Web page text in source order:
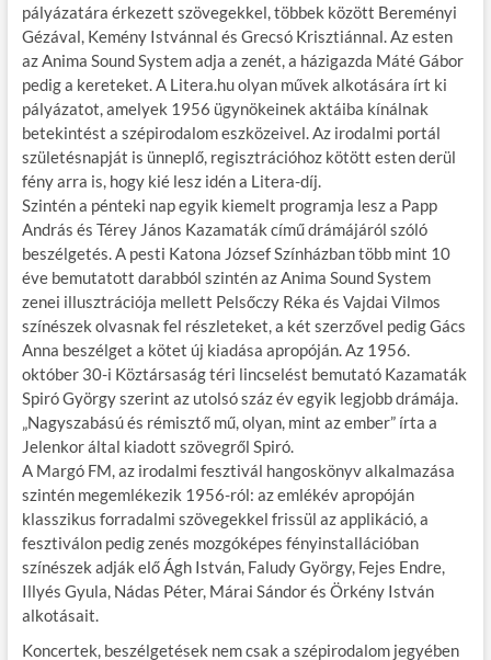
pályázatára érkezett szövegekkel, többek között Bereményi
Gézával, Kemény Istvánnal és Grecsó Krisztiánnal. Az esten
az Anima Sound System adja a zenét, a házigazda Máté Gábor
pedig a kereteket. A Litera.hu olyan művek alkotására írt ki
pályázatot, amelyek 1956 ügynökeinek aktáiba kínálnak
betekintést a szépirodalom eszközeivel. Az irodalmi portál
születésnapját is ünneplő, regisztrációhoz kötött esten derül
fény arra is, hogy kié lesz idén a Litera-díj.
Szintén a pénteki nap egyik kiemelt programja lesz a Papp
András és Térey János Kazamaták című drámájáról szóló
beszélgetés. A pesti Katona József Színházban több mint 10
éve bemutatott darabból szintén az Anima Sound System
zenei illusztrációja mellett Pelsőczy Réka és Vajdai Vilmos
színészek olvasnak fel részleteket, a két szerzővel pedig Gács
Anna beszélget a kötet új kiadása apropóján. Az 1956.
október 30-i Köztársaság téri lincselést bemutató Kazamaták
Spiró György szerint az utolsó száz év egyik legjobb drámája.
„Nagyszabású és rémisztő mű, olyan, mint az ember” írta a
Jelenkor által kiadott szövegről Spiró.
A Margó FM, az irodalmi fesztivál hangoskönyv alkalmazása
szintén megemlékezik 1956-ról: az emlékév apropóján
klasszikus forradalmi szövegekkel frissül az applikáció, a
fesztiválon pedig zenés mozgóképes fényinstallációban
színészek adják elő Ágh István, Faludy György, Fejes Endre,
Illyés Gyula, Nádas Péter, Márai Sándor és Örkény István
alkotásait.
Koncertek, beszélgetések nem csak a szépirodalom jegyében